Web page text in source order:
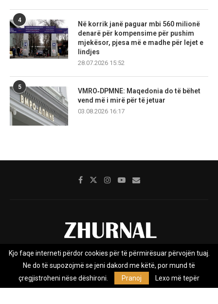
4
Në korrik janë paguar mbi 560 milionë
denarë për kompensime për pushim
mjekësor, pjesa më e madhe për lejet e
lindjes
28.07.2026 15:52
5
VMRO‑DPMNE: Maqedonia do të bëhet
vend më i mirë për të jetuar
03.08.2026 16:17
Rreth nesh Impresumi Marketing
Privacy Policy
Zhurnal.mk është Agjenci e Lajmeve e pavarur, e themeluar në vitin
Kjo faqe interneti përdor cookies për të përmirësuar përvojën tuaj.
Ne do të supozojmë se jeni dakord me këtë, por mund të
çregjistroheni nëse dëshironi.
Pranoj Lexo më tepër